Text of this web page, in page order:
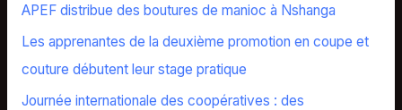
r
:
APEF distribue des boutures de manioc à Nshanga
Les apprenantes de la deuxième promotion en coupe et
couture débutent leur stage pratique
Journée internationale des coopératives : des